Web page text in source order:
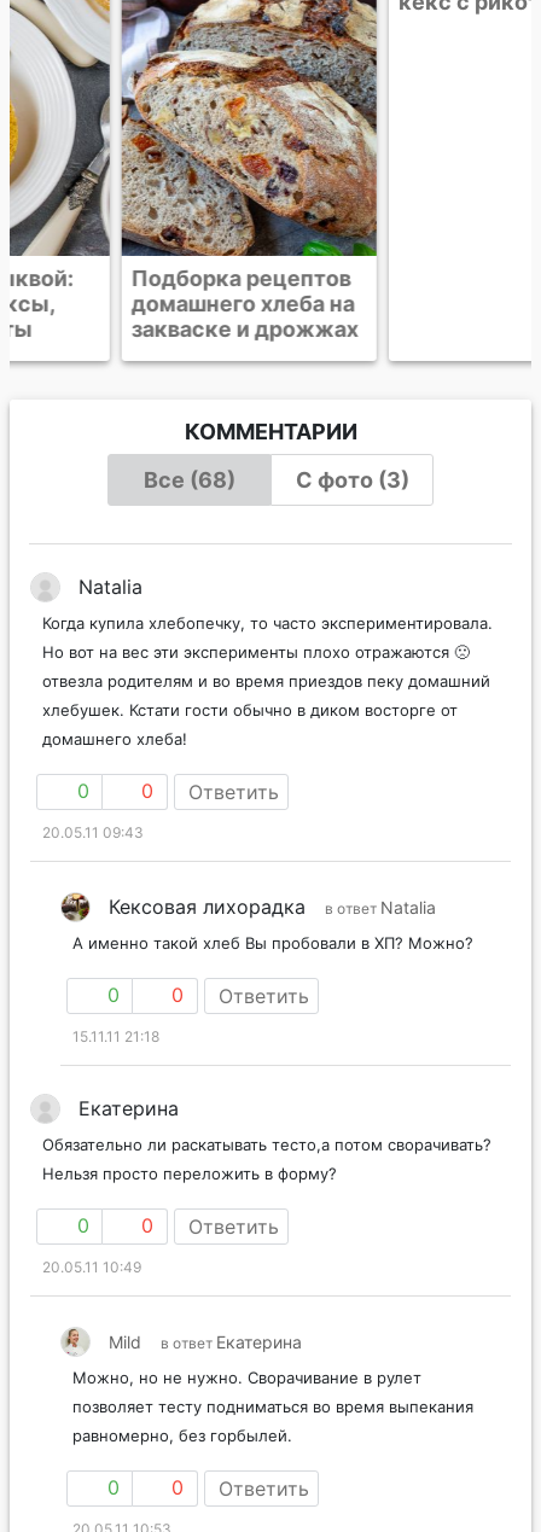
Подборка рецептов
домашнего хлеба на
закваске и дрожжах
Пряный тыквенный
кекс с рикоттой
КОММЕНТАРИИ
Все (68)
С фото (3)
Natalia
Когда купила хлебопечку, то часто экспериментировала.
Но вот на вес эти эксперименты плохо отражаются 🙁
отвезла родителям и во время приездов пеку домашний
хлебушек. Кстати гости обычно в диком восторге от
домашнего хлеба!
0 0 Ответить
20.05.11 09:43
Кексовая лихорадка в ответ Natalia
А именно такой хлеб Вы пробовали в ХП? Можно?
0 0 Ответить
15.11.11 21:18
Екатерина
Обязательно ли раскатывать тесто,а потом сворачивать?
Нельзя просто переложить в форму?
0 0 Ответить
20.05.11 10:49
Mild в ответ Екатерина
Можно, но не нужно. Сворачивание в рулет
позволяет тесту подниматься во время выпекания
равномерно, без горбылей.
0 0 Ответить